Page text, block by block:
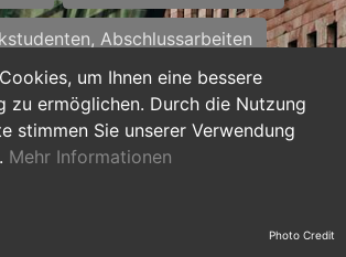
um Ihnen eine bessere
zu ermöglichen. Durch die Nutzung
stimmen Sie unserer Verwendung
Mehr Informationen
Abschlussarbeiten
Assistenz, Sekretariat
und Nebenjobs
Studium, duale Ausbildung Photo Credit